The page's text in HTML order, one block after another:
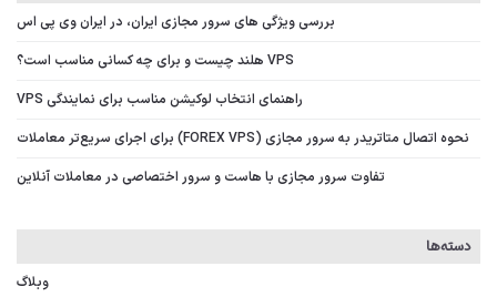
بررسی ویژگی‌ های سرور مجازی ایران، در ایران وی پی اس
VPS هلند چیست و برای چه کسانی مناسب است؟
راهنمای انتخاب لوکیشن مناسب برای نمایندگی VPS
نحوه اتصال متاتریدر به سرور مجازی (FOREX VPS) برای اجرای سریع‌تر معاملات
تفاوت سرور مجازی با هاست و سرور اختصاصی در معاملات آنلاین
دسته‌ها
وبلاگ